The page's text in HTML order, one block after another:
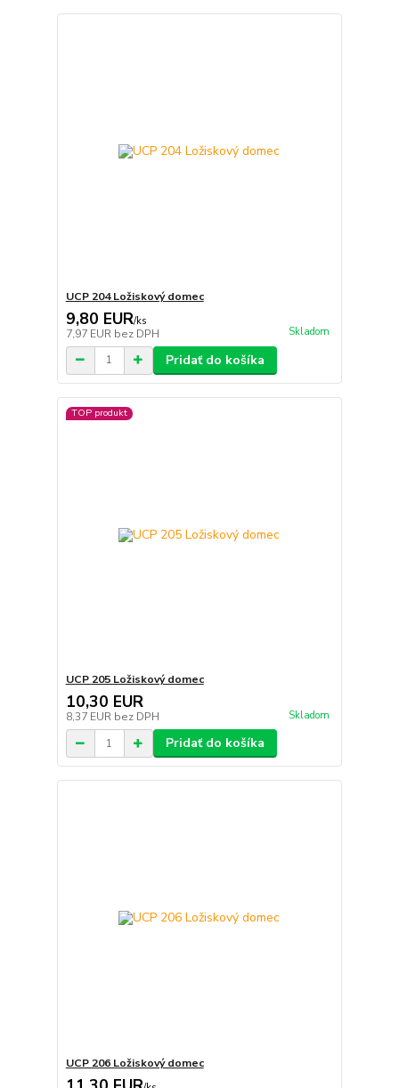
UCP 204 Ložiskový domec
9,80 EUR/ks
7,97 EUR bez DPH Skladom
Pridať do košíka
TOP produkt
UCP 205 Ložiskový domec
10,30 EUR
8,37 EUR bez DPH Skladom
Pridať do košíka
UCP 206 Ložiskový domec